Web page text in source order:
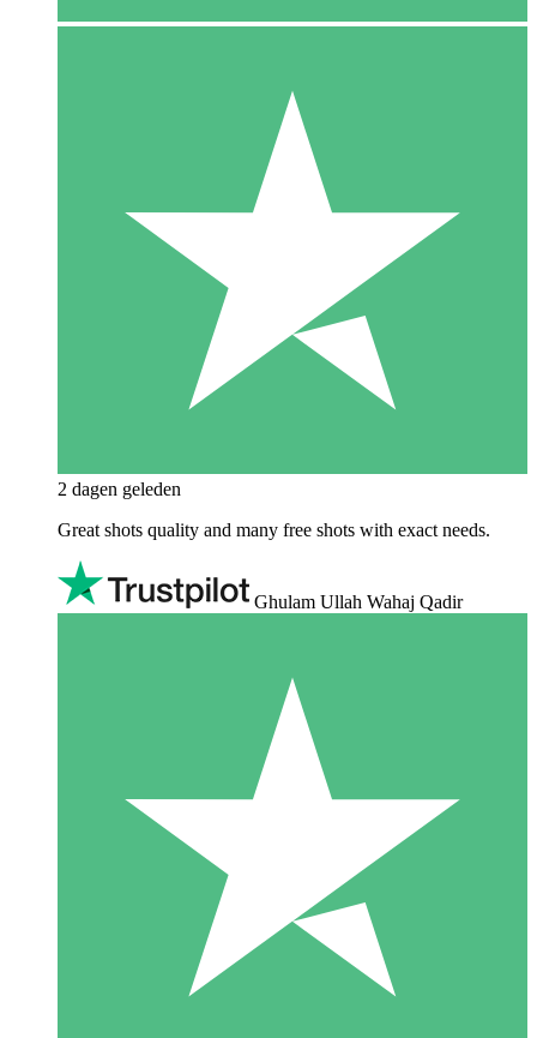
2 dagen geleden
Great shots quality and many free shots with exact needs.
Ghulam Ullah Wahaj Qadir